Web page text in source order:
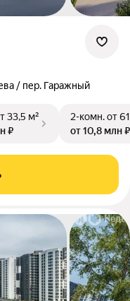
/ пер. Гаражный
33,5 м²
₽
2-комн.от
от 10,8 млн ₽